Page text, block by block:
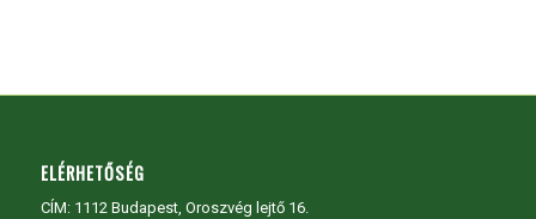
ELÉRHETŐSÉG
CÍM: 1112 Budapest, Oroszvég lejtő 16.